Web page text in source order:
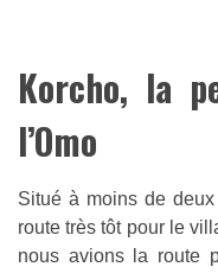
Korcho, la
l’Omo
Situé à moins de
route très tôt pour le
nous avions la route